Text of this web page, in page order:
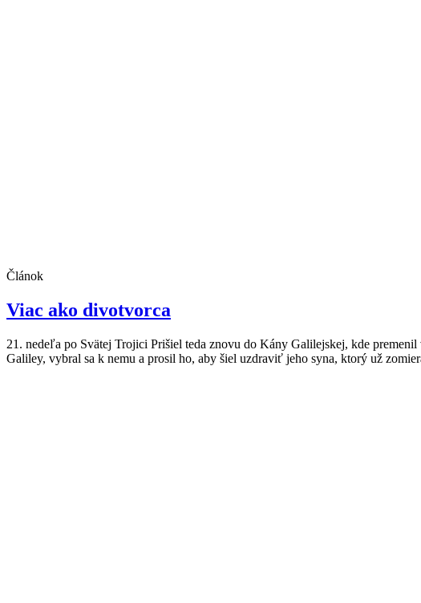
Článok
Viac ako divotvorca
21. nedeľa po Svätej Trojici Prišiel teda znovu do Kány Galilejskej, kde
Galiley, vybral sa k nemu a prosil ho, aby šiel uzdraviť jeho syna, ktorý už